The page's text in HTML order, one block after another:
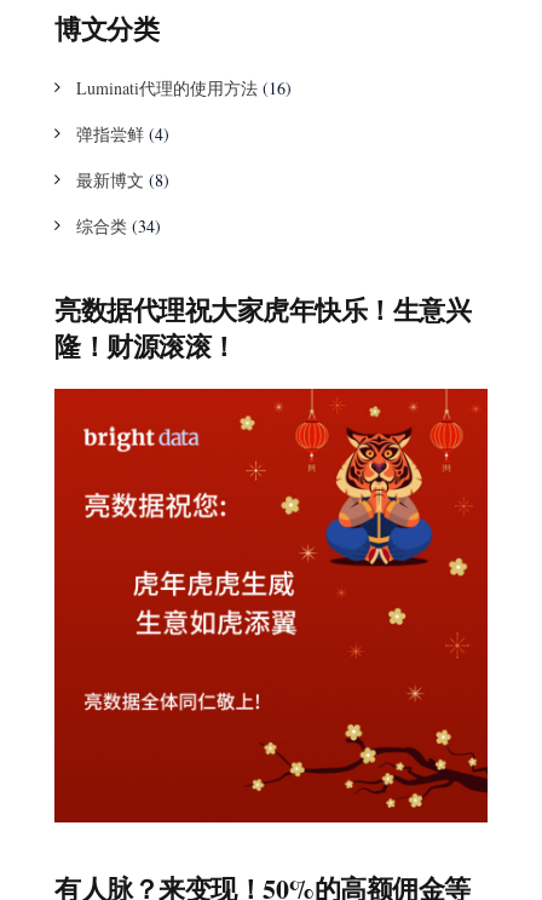
博文分类
Luminati代理的使用方法 (16)
弹指尝鲜 (4)
最新博文 (8)
综合类 (34)
亮数据代理祝大家虎年快乐！生意兴
隆！财源滚滚！
有人脉？来变现！50%的高额佣金等